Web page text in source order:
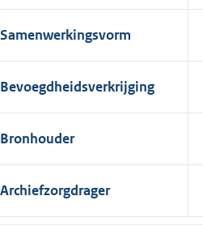
Samenwerkingsvorm
Bevoegdheidsverkrijging
Bronhouder
Archiefzorgdrager